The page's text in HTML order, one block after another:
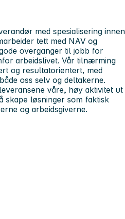
med spesialisering innen
tett med NAV og
overganger til jobb for
arbeidslivet. Vår tilnærming
og resultatorientert, med
oss selv og deltakerne.
våre, høy aktivitet ut
skape løsninger som faktisk
og arbeidsgiverne.